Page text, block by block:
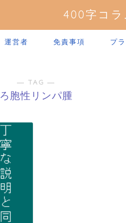
400字コ
運営者 免責事項 プ
― TAG ―
ろ胞性リンパ腫